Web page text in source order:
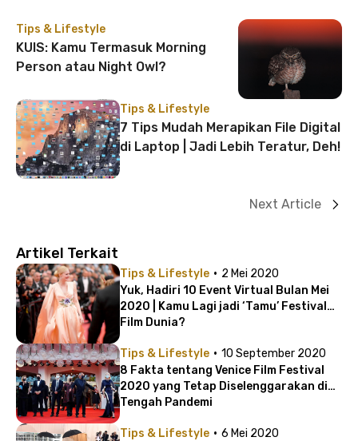
Tips & Lifestyle
KUIS: Kamu Termasuk Morning
Person atau Night Owl?
Tips & Lifestyle
7 Tips Mudah Merapikan File Digital
di Laptop | Jadi Lebih Teratur, Deh!
Next Article
Artikel Terkait
Tips & Lifestyle · 2 Mei 2020
Yuk, Hadiri 10 Event Virtual Bulan Mei
2020 | Kamu Lagi jadi ‘Tamu’ Festival
Film Dunia?
Tips & Lifestyle · 10 September 2020
8 Fakta tentang Venice Film Festival
2020 yang Tetap Diselenggarakan di
Tengah Pandemi
Tips & Lifestyle · 6 Mei 2020